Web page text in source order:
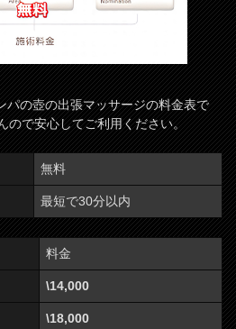
パの壺の出張マッサージの料金表で
ので安心してご利用ください。
無料
最短で30分以内
料金
\14,000
\18,000